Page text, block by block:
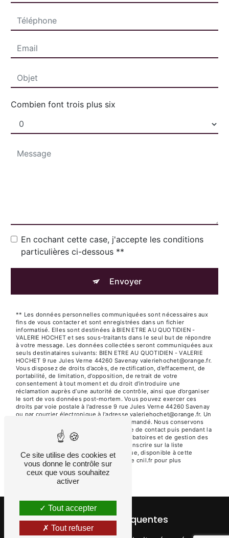
Combien font trois plus six
En cochant cette case, j'accepte les conditions
particulières ci-dessous **
Envoyer
** Les données personnelles communiquées sont nécessaires aux
fins de vous contacter et sont enregistrées dans un fichier
informatisé. Elles sont destinées à BIEN ETRE AU QUOTIDIEN -
VALERIE HOCHET et ses sous-traitants dans le seul but de répondre
à votre message. Les données collectées seront communiquées aux
seuls destinataires suivants: BIEN ETRE AU QUOTIDIEN - VALERIE
HOCHET 9 rue Jules Verne 44260 Savenay valeriehochet@orange.fr.
Vous disposez de droits d’accès, de rectification, d’effacement, de
portabilité, de limitation, d’opposition, de retrait de votre
consentement à tout moment et du droit d’introduire une
réclamation auprès d’une autorité de contrôle, ainsi que d’organiser
le sort de vos données post-mortem. Vous pouvez exercer ces
droits par voie postale à l'adresse 9 rue Jules Verne 44260 Savenay
ou par courrier électronique à l'adresse valeriehochet@orange.fr. Un
justificatif d'identité pourra vous être demandé. Nous conservons
vos données pendant la période de prise de contact puis pendant la
durée de prescription légale aux fins probatoires et de gestion des
contentieux. Vous avez le droit de vous inscrire sur la liste
d'opposition au démarchage téléphonique, disponible à cette
Bloctel.gouv.fr
. Consultez le site cnil.fr pour plus
d’informations sur vos droits.
Recherches fréquentes
Ce site utilise des cookies et
vous donne le contrôle sur
ceux que vous souhaitez
activer
Tout accepter
Tout refuser